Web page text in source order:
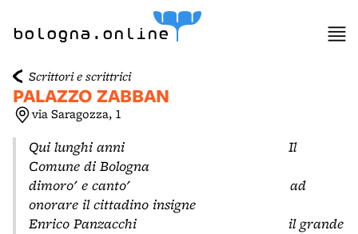
bologna.online
Scrittori e scrittrici
PALAZZO ZABBAN
via Saragozza, 1
Qui lunghi anni Il
Comune di Bologna
dimoro' e canto' ad
onorare il cittadino insigne
Enrico Panzacchi il grande